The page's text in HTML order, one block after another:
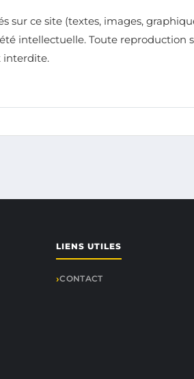
sur ce site (textes, images,
intellectuelle. Toute reproduction
interdite.
LIENS UTILES
CONTACT